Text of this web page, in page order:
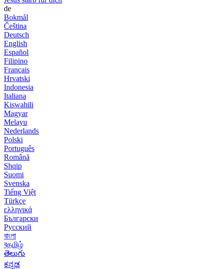
de
Bokmål
Čeština
Deutsch
English
Español
Filipino
Français
Hrvatski
Indonesia
Italiana
Kiswahili
Magyar
Melayu
Nederlands
Polski
Português
Română
Shqip
Suomi
Svenska
Tiếng Việt
Türkçe
ελληνικά
Български
Русский
বাংলা
বதமிழ்
తెలుగు
ಕನ್ನಡ